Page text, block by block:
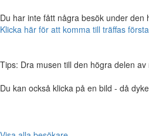
Du har inte fått några besök under
Klicka här för att komma till träffas
Tips: Dra musen till den högra delen
Du kan också klicka på en bild - då